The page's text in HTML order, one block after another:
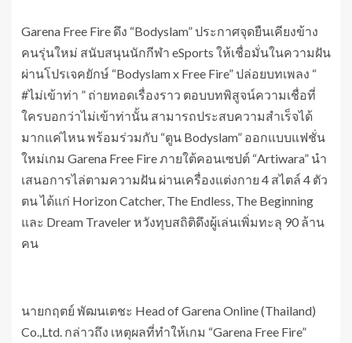
Garena Free Fire ดึง “Bodyslam” ประกาศจุดยืนเคียงข้าง
คนรุ่นใหม่ สนับสนุนนักกีฬา eSports ให้เชื่อมั่นในความฝัน
ผ่านโปรเจคยักษ์ “Bodyslam x Free Fire” ปล่อยบทเพลง “
#ไม่เข้าท่า ” ถ่ายทอดเรื่องราว ตอบบทพิสูจน์ความเชื่อที่
ใครบอกว่าไม่เข้าท่านั้น สามารถประสบความสำเร็จได้
มากแค่ไหน พร้อมร่วมกับ “ตูน Bodyslam” ออกแบบแฟชั่น
ใหม่เกม Garena Free Fire ภายใต้คอนเซปต์ “Artiwara” นำ
เสนอการไล่ตามความฝัน ผ่านเครื่องแต่งกาย 4 สไตล์ 4 ตัว
ตน ได้แก่ Horizon Catcher, The Endless, The Beginning
และ Dream Traveler หวังทุบสถิติดึงผู้เล่นเพิ่มทะลุ 90 ล้าน
คน
นายกฤตย์ พัฒนเตชะ Head of Garena Online (Thailand)
Co.,Ltd. กล่าวถึง เหตุผลที่ทำให้เกม “Garena Free Fire”